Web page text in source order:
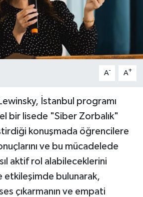
A- A+
İstanbul programı
bir lisede "Siber Zorbalık"
konuşmada öğrencilere
ve bu mücadelede
aktif rol alabileceklerini
etkileşimde bulunarak,
ses çıkarmanın ve empati